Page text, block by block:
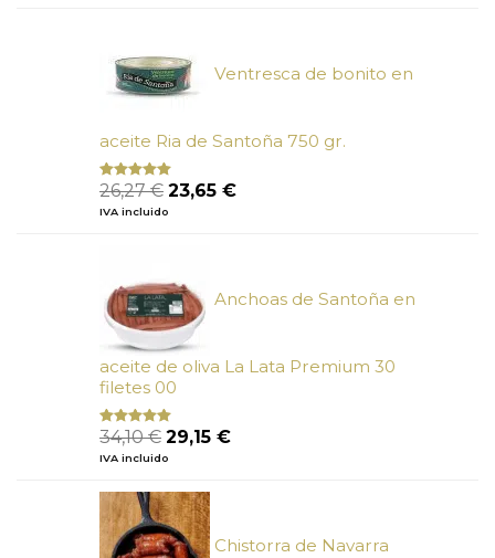
Ventresca de bonito en
aceite Ria de Santoña 750 gr.
Valorado
con
5
26,27€ El
precio
23,65 €El
IVA incluido
Anchoas de Santoña en
aceite de oliva La Lata Premium 30
filetes 00
Valorado
con
de 5
34,10€ El
precio
era:
34,10 €.
29,15 €El
IVA incluido
Chistorra de Navarra